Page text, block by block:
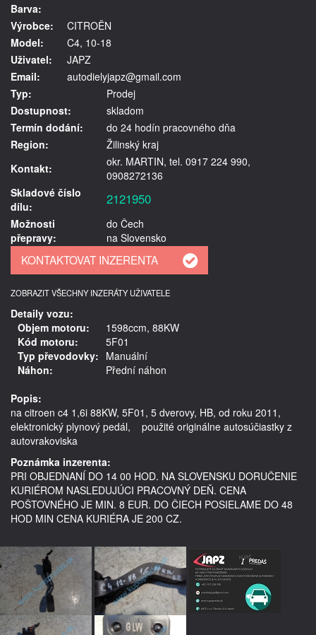
Barva:
Výrobce:
CITROËN
Model:
C4, 10-18
Uživatel:
JAPZ
Email:
autodielyjapz@gmail.com
Typ:
Prodej
Dostupnost:
skladom
Termín dodání:
do 24 hodín pracovného dňa
Region:
Žilinský kraj
Kontakt:
okr. MARTIN, tel. 0917 224 990,
0908272136
Skladové číslo
dílu:
2121950
Možnosti
přepravy:
do Čech
na Slovensko
ZOBRAZIT VŠECHNY INZERÁTY UŽIVATELE
Detaily vozu:
Objem motoru:
1598ccm, 88KW
Kód motoru:
5F01
Typ převodovky: Manuální
Náhon:
Přední náhon
Popis:
na citroen c4 1,6i 88KW, 5F01, 5 dverovy, HB, od roku 2011,
elektronický plynový pedál,    použité originálne autosúčiastky z
autovrakoviska
Poznámka inzerenta:
PRI OBJEDNANÍ DO 14 00 HOD. NA SLOVENSKU DORUČENIE
KURIÉROM NASLEDUJÚCI PRACOVNÝ DEŇ. CENA
POŠTOVNÉHO JE MIN. 8 EUR. DO ČIECH POSIELAME DO 48
HOD MIN CENA KURIÉRA JE 200 CZ.